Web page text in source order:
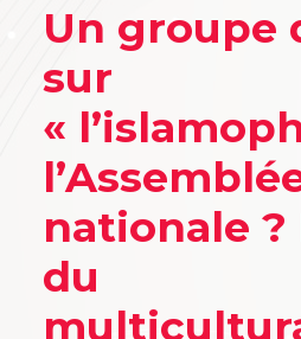
Un groupe
sur
«
nationale ?
du